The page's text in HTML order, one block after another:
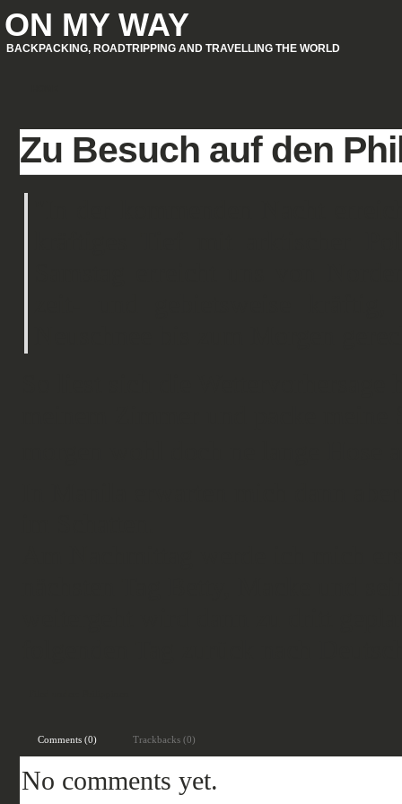
ON MY WAY
BACKPACKING, ROADTRIPPING AND TRAVELLING THE WORLD
Zu Besuch auf den
Comments (0) Trackbacks (0)
No comments yet.